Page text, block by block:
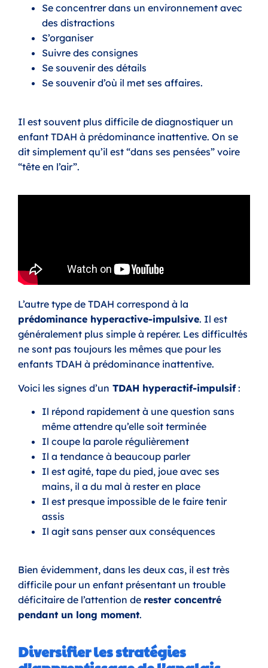
Se concentrer dans un environnement avec
des distractions
S’organiser
Suivre des consignes
Se souvenir des détails
Se souvenir d’où il met ses affaires.
Il est souvent plus difficile de diagnostiquer un
enfant TDAH à prédominance inattentive. On se
dit simplement qu’il est “dans ses pensées” voire
“tête en l’air”.
L’autre type de TDAH correspond à la
prédominance hyperactive-impulsive. Il est
généralement plus simple à repérer. Les difficultés
ne sont pas toujours les mêmes que pour les
enfants TDAH à prédominance inattentive.
Voici les signes d’un TDAH hyperactif-impulsif:
Il répond rapidement à une question sans
même attendre qu’elle soit terminée
Il coupe la parole régulièrement
Il a tendance à beaucoup parler
Il est agité, tape du pied, joue avec ses
mains, il a du mal à rester en place
Il est presque impossible de le faire tenir
assis
Il agit sans penser aux conséquences
Bien évidemment, dans les deux cas, il est très
difficile pour un enfant présentant un trouble
déficitaire de l’attention de rester concentré
pendant un long moment.
Diversifier les stratégies